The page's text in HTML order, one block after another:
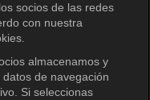
socios de las redes
con nuestra
almacenamos y
de navegación
Si seleccionas